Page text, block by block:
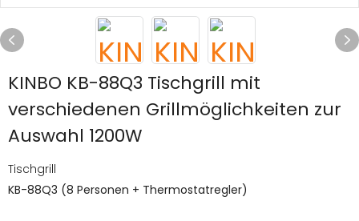
KINBO KB-88Q3 Tischgrill mit
verschiedenen Grillmöglichkeiten zur
Auswahl 1200W
Tischgrill
KB-88Q3 (8 Personen + Thermostatregler)